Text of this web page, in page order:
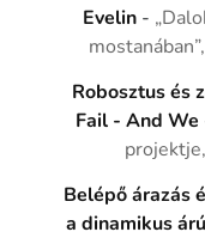
Evelin -
Robosztus és
Fail - And
Belépő árazás
a dinamikus